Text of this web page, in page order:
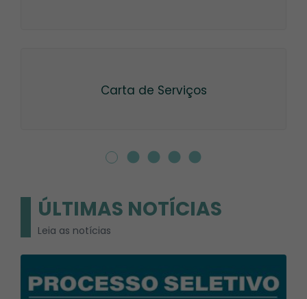
Carta de Serviços
ÚLTIMAS NOTÍCIAS
Leia as notícias